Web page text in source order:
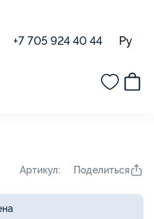
+7 705 924 40 44 Ру
Артикул: Поделиться